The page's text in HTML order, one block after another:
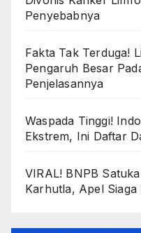
Penyebabnya
Fakta Tak Terduga!
Pengaruh Besar
Penjelasannya
Waspada Tinggi!
Ekstrem, Ini Daftar
VIRAL! BNPB
Karhutla, Apel